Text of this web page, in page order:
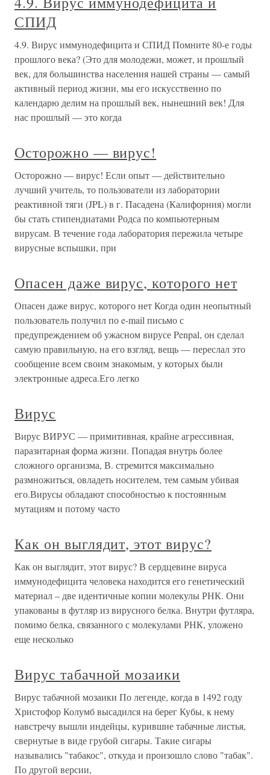
СПИД
4.9. Вирус иммунодефицита и СПИД Помните 80-е годы
прошлого века? (Это для молодежи, может, и прошлый
век, для большинства населения нашей страны — самый
активный период жизни, мы его искусственно по
календарю делим на прошлый век, нынешний век! Для
нас прошлый — это когда
Осторожно — вирус!
Осторожно — вирус! Если опыт — действительно
лучший учитель, то пользователи из лаборатории
реактивной тяги (JPL) в г. Пасадена (Калифорния) могли
бы стать стипендиатами Родса по компьютерным
вирусам. В течение года лаборатория пережила четыре
вирусные вспышки, при
Опасен даже вирус, которого нет
Опасен даже вирус, которого нет Когда один неопытный
пользователь получил по e-mail письмо с
предупреждением об ужасном вирусе Penpal, он сделал
самую правильную, на его взгляд, вещь — переслал это
сообщение всем своим знакомым, у которых были
электронные адреса.Его легко
Вирус
Вирус ВИРУС — примитивная, крайне агрессивная,
паразитарная форма жизни. Попадая внутрь более
сложного организма, В. стремится максимально
размножиться, овладеть носителем, тем самым убивая
его.Вирусы обладают способностью к постоянным
мутациям и потому часто
Как он выглядит, этот вирус?
Как он выглядит, этот вирус? В сердцевине вируса
иммунодефицита человека находится его генетический
материал – две идентичные копии молекулы РНК. Они
упакованы в футляр из вирусного белка. Внутри футляра,
помимо белка, связанного с молекулами РНК, уложено
еще несколько
Вирус табачной мозаики
Вирус табачной мозаики По легенде, когда в 1492 году
Христофор Колумб высадился на берег Кубы, к нему
навстречу вышли индейцы, курившие табачные листья,
свернутые в виде грубой сигары. Такие сигары
назывались "табакос", откуда и произошло слово "табак".
По другой версии,